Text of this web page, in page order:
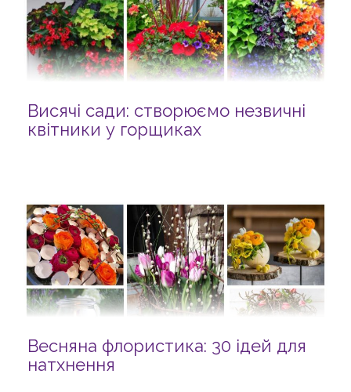
Висячі сади: створюємо незвичні
квітники у горщиках
Весняна флористика: 30 ідей для
натхнення